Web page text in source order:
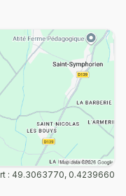
: 49.3063770, 0.4239660